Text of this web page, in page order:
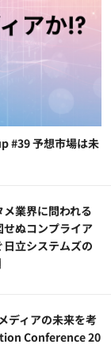
#39 予想市場は未
業界に問われる
せぬコンプライア
立システムズの
ディアの未来を考
Conference 20